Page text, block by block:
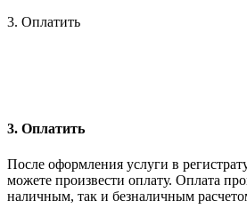
3. Оплатить
3. Оплатить
После оформления услуги в
можете произвести оплату. Оплата
наличным, так и безналичным